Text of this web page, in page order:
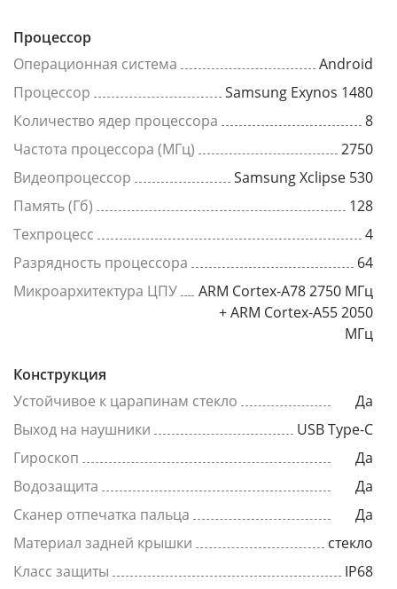
Процессор
Операционная система
Android
Процессор
Samsung Exynos 1480
Количество ядер процессора
8
Частота процессора (МГц)
2750
Видеопроцессор
Samsung Xclipse 530
Память (Гб)
128
Техпроцесс
4
Разрядность процессора
64
Микроархитектура ЦПУ
ARM Cortex-A78 2750 МГц
+ ARM Cortex-A55 2050
МГц
Конструкция
Устойчивое к царапинам стекло
Да
Выход на наушники
USB Type-C
Гироскоп
Да
Водозащита
Да
Сканер отпечатка пальца
Да
Материал задней крышки
стекло
Класс защиты
IP68